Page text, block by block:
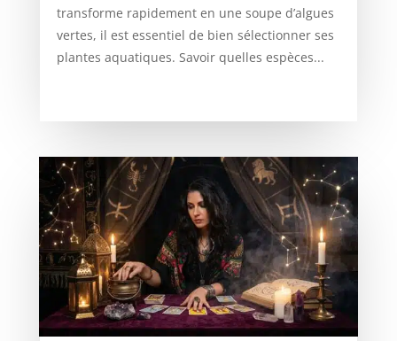
transforme rapidement en une soupe d’algues
vertes, il est essentiel de bien sélectionner ses
plantes aquatiques. Savoir quelles espèces...